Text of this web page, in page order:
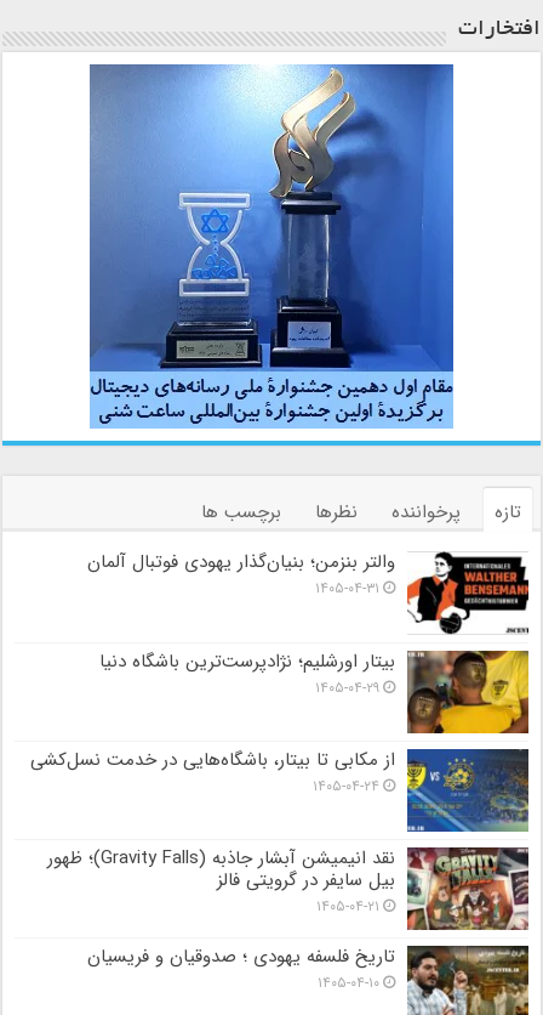
افتخارات
تازه پرخواننده نظرها
برچسب ها
والتر بنزمن؛ بنیان‌گذار یهودی فوتبال آلمان
۱۴۰۵-۰۴-۳۱
بیتار اورشلیم؛ نژادپرست‌ترین باشگاه دنیا
۱۴۰۵-۰۴-۲۹
از مکابی تا بیتار، باشگاه‌هایی در خدمت نسل‌کشی
۱۴۰۵-۰۴-۲۴
نقد انیمیشن آبشار جاذبه (Gravity Falls)؛ ظهور
بیل سایفر در گرویتی فالز
۱۴۰۵-۰۴-۲۱
تاریخ فلسفه یهودی ؛ صدوقیان و فریسیان
۱۴۰۵-۰۴-۱۰